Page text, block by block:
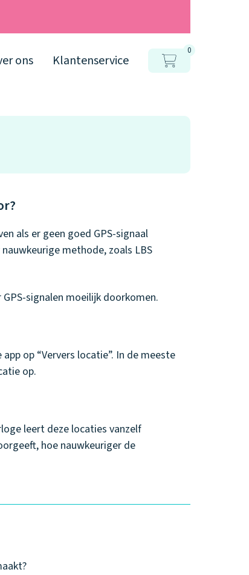
ons Klantenservice
0
als er geen goed GPS-signaal
methode, zoals LBS
signalen moeilijk doorkomen.
op “Ververs locatie”. In de meeste
op.
leert deze locaties vanzelf
hoe nauwkeuriger de